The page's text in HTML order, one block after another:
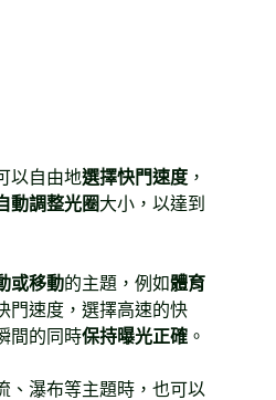
以自由地選擇快門速度 ，
動調整光圈大小，以達到
或移動的主題，例如體育
門速度，選擇高速的快
間的同時保持曝光正確 。
、瀑布等主題時，也可以